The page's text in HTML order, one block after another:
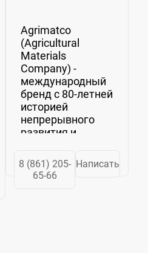
Agrimatco
(Agricultural
Materials
Company) -
международный
бренд с 80-летней
историей
непрерывного
развития и
Семейная
компания начала
свою
8 (861) 205-
65-66
Написать